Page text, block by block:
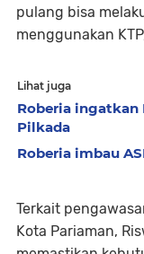
pulang bisa
menggunakan
Lihat juga
Roberia ingatkan
Pilkada
Roberia imbau
Terkait
Kota Pariaman,